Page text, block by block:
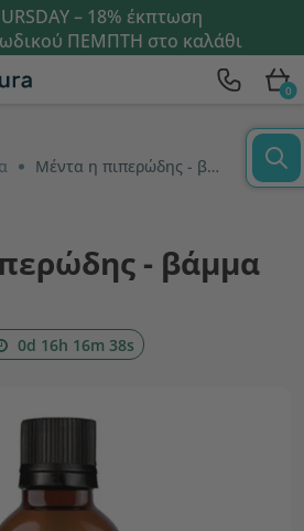
– 18% έκπτωση
ΠΕΜΠΤΗ στο καλάθι
0
Μέντα η πιπερώδης - βάμμα
- βάμμα
0d 16h 16m 37s